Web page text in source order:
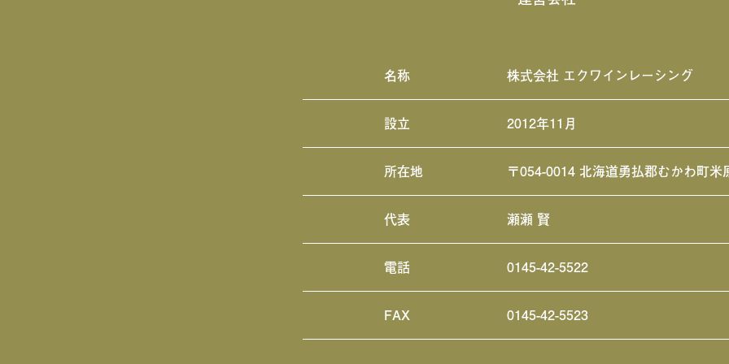
名称 株式会社 エクワインレーシング
設立 2012年11月
所在地 〒054-0014 北海道勇払郡むかわ町米
代表 瀬瀬 賢
電話 0145-42-5522
FAX 0145-42-5523